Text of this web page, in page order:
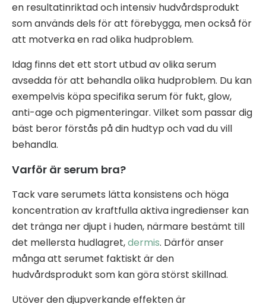
en resultatinriktad och intensiv hudvårdsprodukt
som används dels för att förebygga, men också för
att motverka en rad olika hudproblem.
Idag finns det ett stort utbud av olika serum
avsedda för att behandla olika hudproblem. Du kan
exempelvis köpa specifika serum för fukt, glow,
anti-age och pigmenteringar. Vilket som passar dig
bäst beror förstås på din hudtyp och vad du vill
behandla.
Varför är serum bra?
Tack vare serumets lätta konsistens och höga
koncentration av kraftfulla aktiva ingredienser kan
det tränga ner djupt i huden, närmare bestämt till
det mellersta hudlagret,dermis. Därför anser
många att serumet faktiskt är den
hudvårdsprodukt som kan göra störst skillnad.
Utöver den djupverkande effekten är